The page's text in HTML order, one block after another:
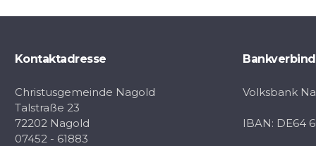
Kontaktadresse
Christusgemeinde Nagold
Talstraße 23
72202 Nagold
07452 - 61883
Volksbank
IBAN: DE64